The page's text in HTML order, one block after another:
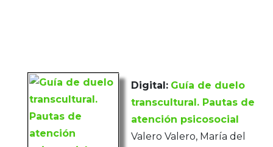
Digital: Guía de duelo
transcultural. Pautas de
atención psicosocial
Valero Valero, María del